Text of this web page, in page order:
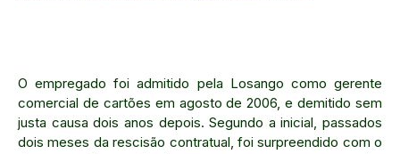
O empregado foi admitido pela Losango como gerente
comercial de cartões em agosto de 2006, e demitido sem
justa causa dois anos depois. Segundo a inicial, passados
dois meses da rescisão contratual, foi surpreendido com o